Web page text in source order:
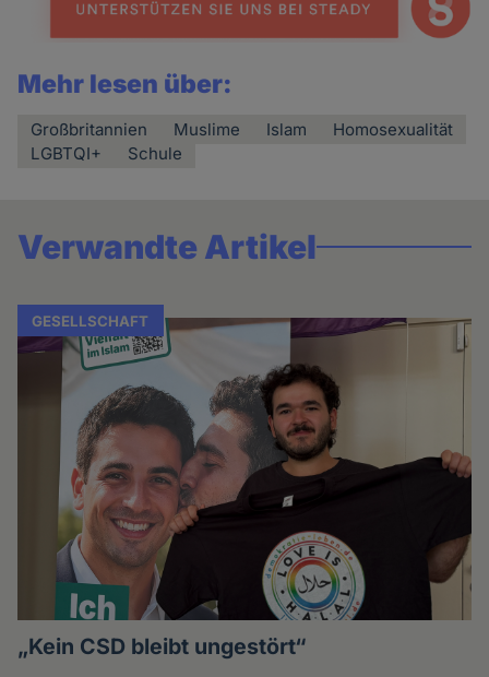
Mehr lesen über:
Großbritannien Muslime Islam
Homosexualität
LGBTQI+
Schule
Verwandte Artikel
GESELLSCHAFT
„Kein CSD bleibt ungestört“